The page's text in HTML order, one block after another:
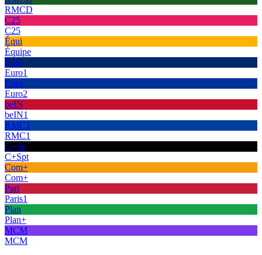
RMCD
C25
C25
Équi
Équipe
Euro
Euro1
Euro
Euro2
beIN
beIN1
RMC1
RMC1
C+Sp
C+Spt
Com+
Com+
Pari
Paris1
Plan
Plan+
MCM
MCM